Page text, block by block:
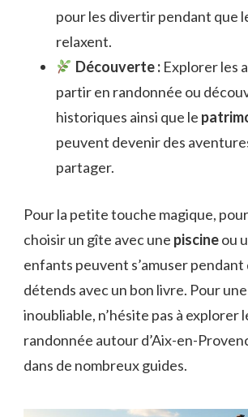
pour les divertir pendant que
relaxent.
Découverte :Explorer les
partir en randonnée ou
historiques ainsi que le
peuvent devenir des
partager.
Pour la petite touche magique,
choisir un gîte avec une piscineou
enfants peuvent s’amuser
détends avec un bon livre. Pour
inoubliable, n’hésite pas à explorer
randonnée autour d’Aix-en-
dans de nombreux guides.